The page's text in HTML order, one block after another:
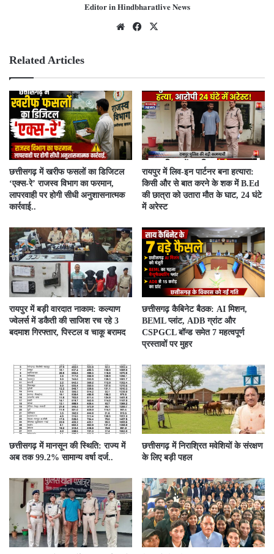
𝐄𝐝𝐢𝐭𝐨𝐫 𝐢𝐧 𝐇𝐢𝐧𝐝𝐛𝐡𝐚𝐫𝐚𝐭𝐥𝐢𝐯𝐞 𝐍𝐞𝐰𝐬
We
Fac
Related Articles
​छत्तीसगढ़ में खरीफ फसलों का डिजिटल
‘एक्स-रे’ राजस्व विभाग का फरमान,
लापरवाही पर होगी सीधी अनुशासनात्मक
कार्रवाई..
रायपुर में लिव-इन पार्टनर बना हत्यारा:
किसी और से बात करने के शक में B.Ed
की छात्रा को उतारा मौत के घाट, 24 घंटे
में अरेस्ट
रायपुर में बड़ी वारदात नाकाम: कल्याण
ज्वेलर्स में डकैती की साजिश रच रहे 3
बदमाश गिरफ्तार, पिस्टल व चाकू बरामद
छत्तीसगढ़ कैबिनेट बैठक: AI मिशन,
BEML प्लांट, ADB ग्रांट और
CSPGCL बॉन्ड समेत 7 महत्वपूर्ण
प्रस्तावों पर मुहर
छत्तीसगढ़ में मानसून की स्थिति: राज्य में
अब तक 99.2% सामान्य वर्षा दर्ज..
छत्तीसगढ़ में निराश्रित मवेशियों के संरक्षण
के लिए बड़ी पहल